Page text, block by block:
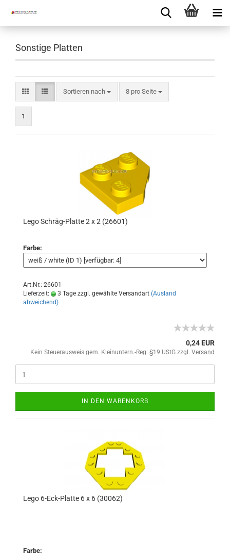
Sonstige Platten
Sortieren nach 8 pro Seite
1
Lego Schräg-Platte 2 x 2 (26601)
Farbe:
Art.Nr.: 26601
Lieferzeit:
3 Tage zzgl. gewählte Versandart (Ausland
abweichend)
0,24 EUR
Kein Steuerausweis gem. Kleinuntern.-Reg. §19 UStG zzgl. Versand
IN DEN WARENKORB
Lego 6-Eck-Platte 6 x 6 (30062)
Farbe: